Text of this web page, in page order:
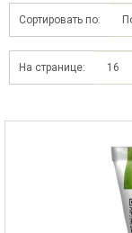
Сортировать по:
На странице: